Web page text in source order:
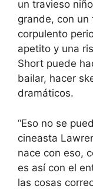
un travieso
grande, con un
corpulento
apetito y una
Short puede
bailar, hacer
dramáticos.
“Eso no se
cineasta
nace con eso,
es así con el
las cosas